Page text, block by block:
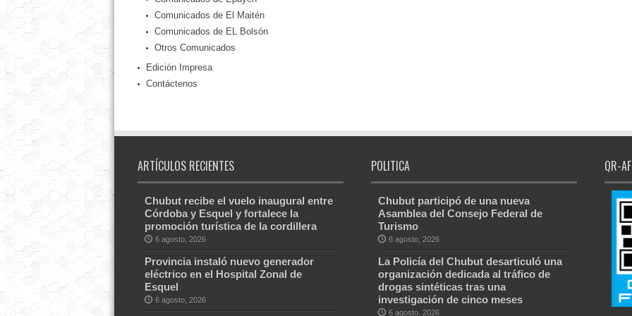
Comunicados de El Maitén
Comunicados de EL Bolsón
Otros Comunicados
Edición Impresa
Contáctenos
ARTÍCULOS RECIENTES
Chubut recibe el vuelo inaugural entre
Córdoba y Esquel y fortalece la
promoción turística de la cordillera
6 agosto, 2026
Provincia instaló nuevo generador
eléctrico en el Hospital Zonal de
Esquel
6 agosto, 2026
POLITICA
Chubut participó de una nueva
Asamblea del Consejo Federal de
Turismo
6 agosto, 2026
La Policía del Chubut desarticuló una
organización dedicada al tráfico de
drogas sintéticas tras una
investigación de cinco meses
6 agosto, 2026
QR-